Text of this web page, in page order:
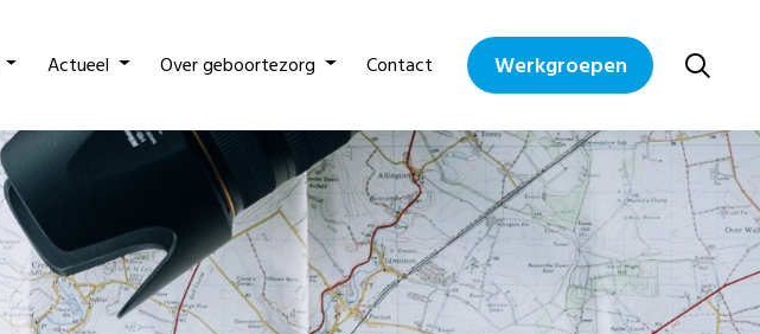
Actueel Over geboortezorg Contact Werkgroepen